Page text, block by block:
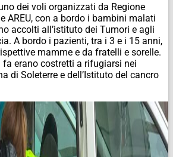
dei voli organizzati da Regione
AREU, con a bordo i bambini malati
accolti all’istituto dei Tumori e agli
A bordo i pazienti, tra i 3 e i 15 anni,
mamme e da fratelli e sorelle.
erano costretti a rifugiarsi nei
di Soleterre e dell’Istituto del cancro